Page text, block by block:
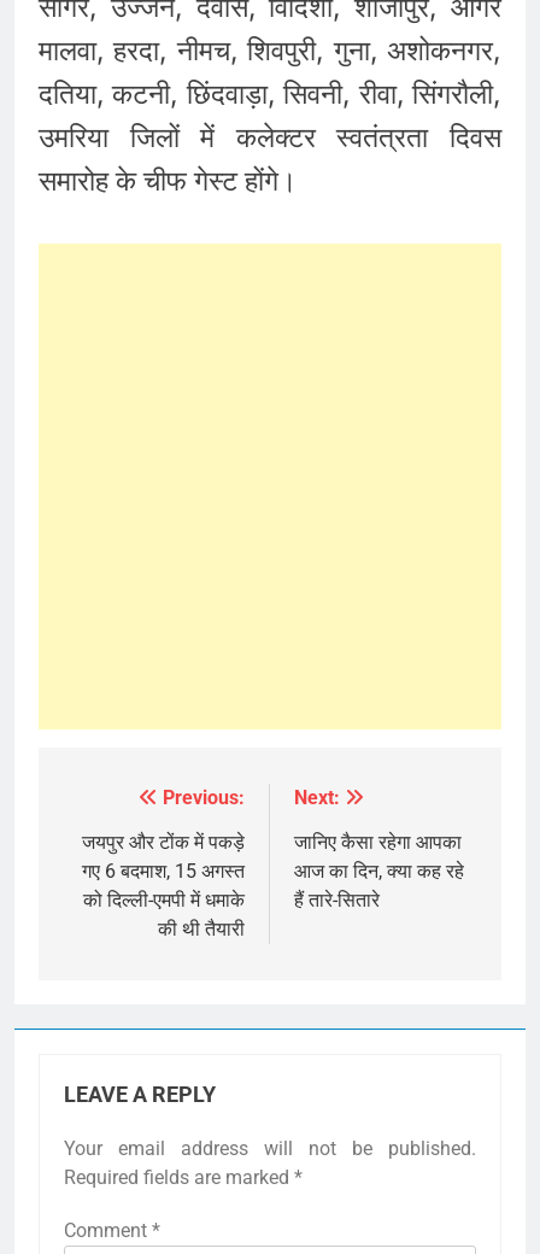
सागर, उज्जैन, देवास, विदिशा, शाजापुर, आगर
मालवा, हरदा, नीमच, शिवपुरी, गुना, अशोकनगर,
दतिया, कटनी, छिंदवाड़ा, सिवनी, रीवा, सिंगरौली,
उमरिया जिलों में कलेक्टर स्वतंत्रता दिवस
समारोह के चीफ गेस्ट होंगे।
navigation
Previous:
जयपुर और टोंक में पकड़े
गए 6 बदमाश, 15 अगस्त
को दिल्ली-एमपी में धमाके
की थी तैयारी
Next:
जानिए कैसा रहेगा आपका
आज का दिन, क्या कह रहे
हैं तारे-सितारे
LEAVE A REPLY
Your email address will not be published.
Required fields are marked *
Comment *